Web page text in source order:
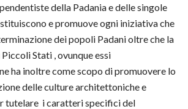
della Padania e delle singole
e promuove ogni iniziativa che
dei popoli Padani oltre che la
Piccoli Stati , ovunque essi
ha inoltre come scopo di promuovere lo
delle culture architettoniche e
tutelare i caratteri specifici del